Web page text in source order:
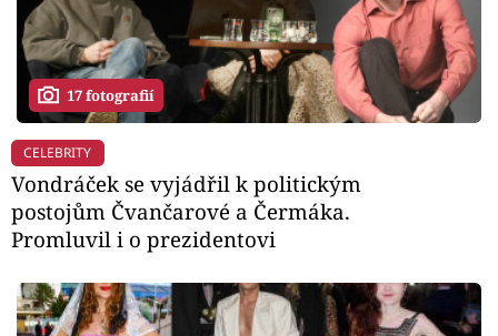
17 fotografií
CELEBRITY
Vondráček se vyjádřil k politickým
postojům Čvančarové a Čermáka.
Promluvil i o prezidentovi